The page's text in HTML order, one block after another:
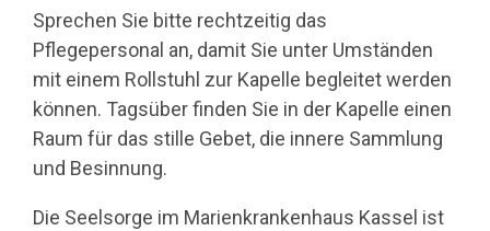
Sprechen Sie bitte rechtzeitig das
Pflegepersonal an, damit Sie unter Umständen
mit einem Rollstuhl zur Kapelle begleitet werden
können. Tagsüber finden Sie in der Kapelle einen
Raum für das stille Gebet, die innere Sammlung
und Besinnung.
Die Seelsorge im Marienkrankenhaus Kassel ist